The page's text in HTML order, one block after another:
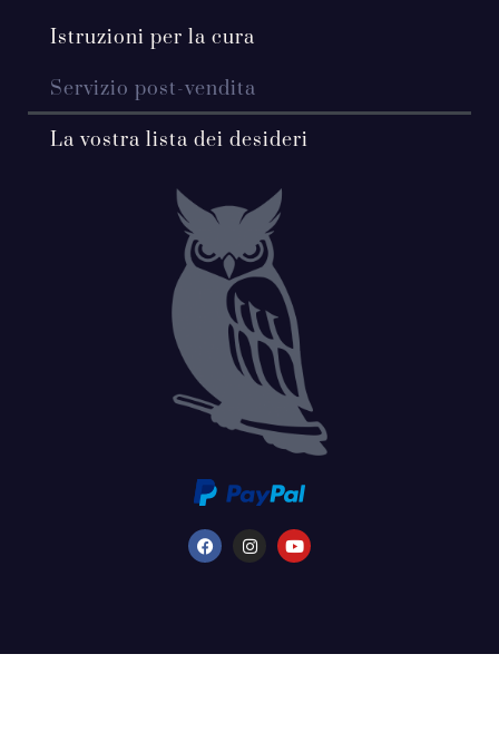
Istruzioni per la cura
Servizio post-vendita
La vostra lista dei desideri